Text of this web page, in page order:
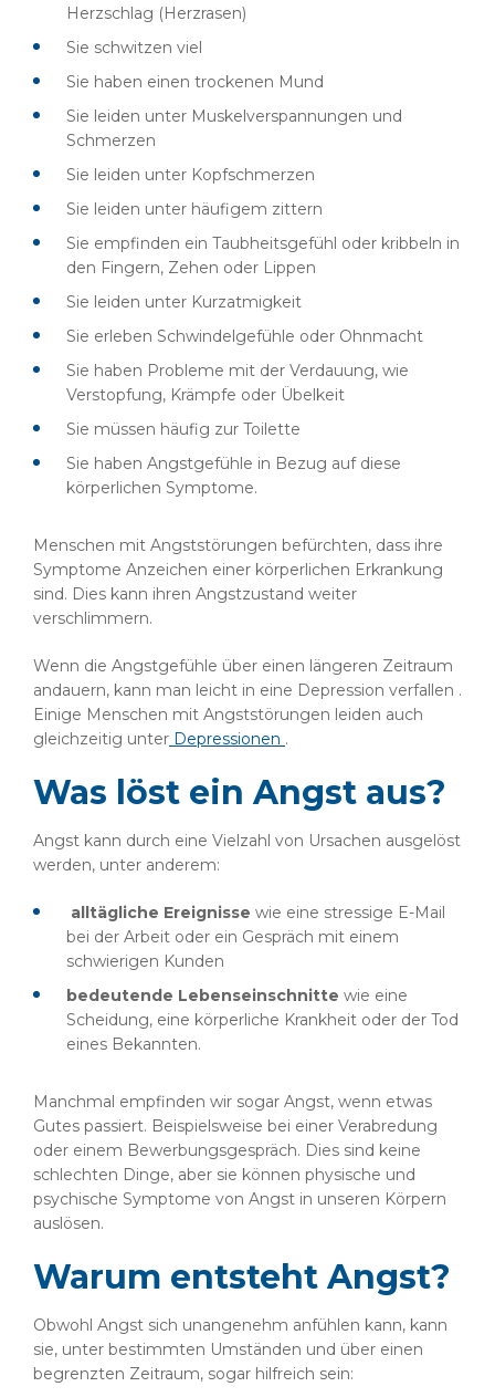
Herzschlag (Herzrasen)
Sie schwitzen viel
Sie haben einen trockenen Mund
Sie leiden unter Muskelverspannungen und
Schmerzen
Sie leiden unter Kopfschmerzen
Sie leiden unter häufigem zittern
Sie empfinden ein Taubheitsgefühl oder kribbeln in
den Fingern, Zehen oder Lippen
Sie leiden unter Kurzatmigkeit
Sie erleben Schwindelgefühle oder Ohnmacht
Sie haben Probleme mit der Verdauung, wie
Verstopfung, Krämpfe oder Übelkeit
Sie müssen häufig zur Toilette
Sie haben Angstgefühle in Bezug auf diese
körperlichen Symptome.
Menschen mit Angststörungen befürchten, dass ihre
Symptome Anzeichen einer körperlichen Erkrankung
sind. Dies kann ihren Angstzustand weiter
verschlimmern.
Wenn die Angstgefühle über einen längeren Zeitraum
andauern, kann man leicht in eine Depression verfallen .
Einige Menschen mit Angststörungen leiden auch
gleichzeitig unter Depressionen .
Was löst ein Angst aus?
Angst kann durch eine Vielzahl von Ursachen ausgelöst
werden, unter anderem:
alltägliche Ereignisse wie eine stressige E-Mail
bei der Arbeit oder ein Gespräch mit einem
schwierigen Kunden
bedeutende Lebenseinschnitte wie eine
Scheidung, eine körperliche Krankheit oder der Tod
eines Bekannten.
Manchmal empfinden wir sogar Angst, wenn etwas
Gutes passiert. Beispielsweise bei einer Verabredung
oder einem Bewerbungsgespräch. Dies sind keine
schlechten Dinge, aber sie können physische und
psychische Symptome von Angst in unseren Körpern
auslösen.
Warum entsteht Angst?
Obwohl Angst sich unangenehm anfühlen kann, kann
sie, unter bestimmten Umständen und über einen
begrenzten Zeitraum, sogar hilfreich sein: